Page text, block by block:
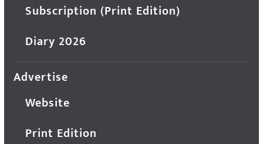
Subscription (Print Edition)
Diary 2026
Advertise
Website
Print Edition